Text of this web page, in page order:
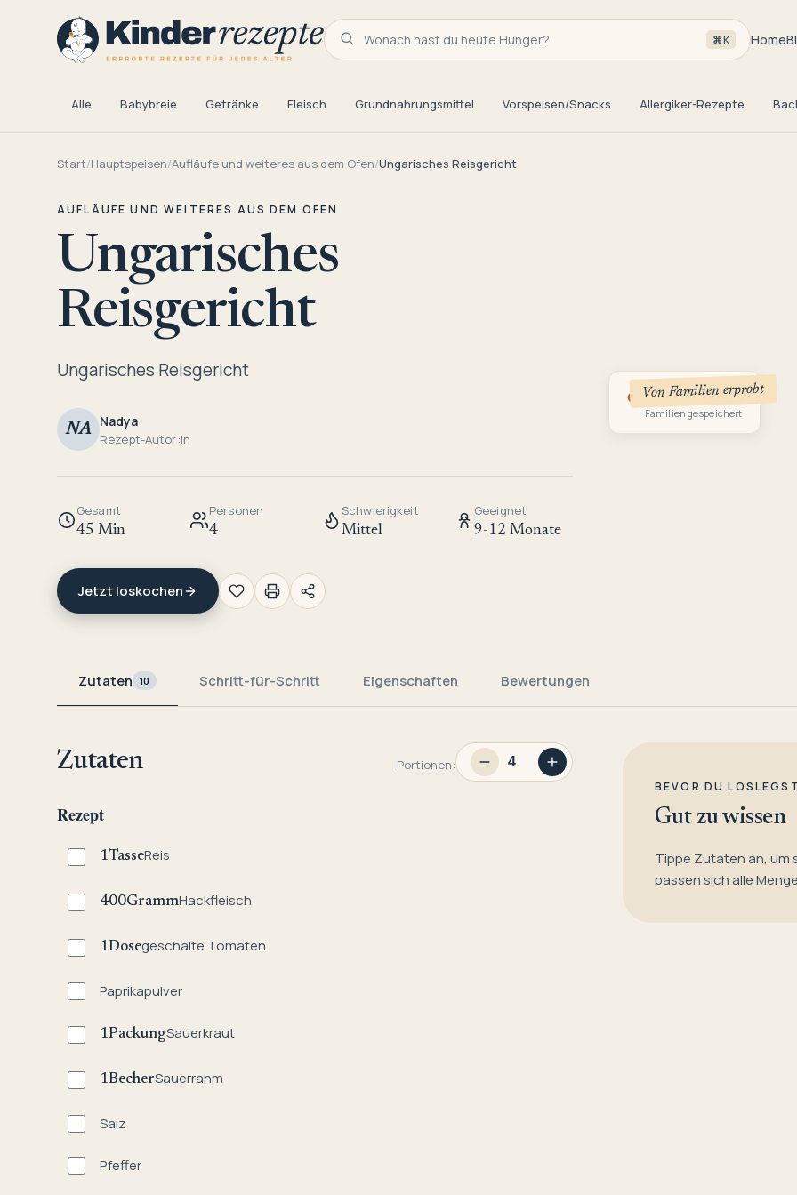
Wonach hast du heute Hunger? ⌘K Home
Alle Babybreie Getränke Fleisch Grundnahrungsmittel Vorspeisen/Snacks Allergiker-Rezepte
Start/Hauptspeisen/Aufläufe und weiteres aus dem Ofen/Ungarisches Reisgericht
AUFLÄUFE UND WEITERES AUS DEM OFEN
Ungarisches
Reisgericht
Ungarisches Reisgericht
NA Nadya
Rezept-Autor:in
Gesamt
45 Min
Personen
4
Schwierigkeit
Mittel
Geeignet
9-12 Monate
Jetzt loskochen
Von Familien erprobt
1
Familien gespeichert
Zutaten 10 Schritt-für-Schritt Eigenschaften Bewertungen
Zutaten Portionen:
Rezept
1TasseReis
400GrammHackfleisch
1Dosegeschälte Tomaten
Paprikapulver
1PackungSauerkraut
1BecherSauerrahm
Salz
Pfeffer
BEVOR DU
Gut zu wissen
Tippe Zutaten an, um
passen sich alle